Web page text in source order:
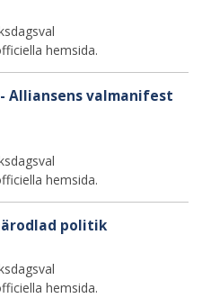
hemsida.
Alliansens valmanifest
hemsida.
politik
hemsida.